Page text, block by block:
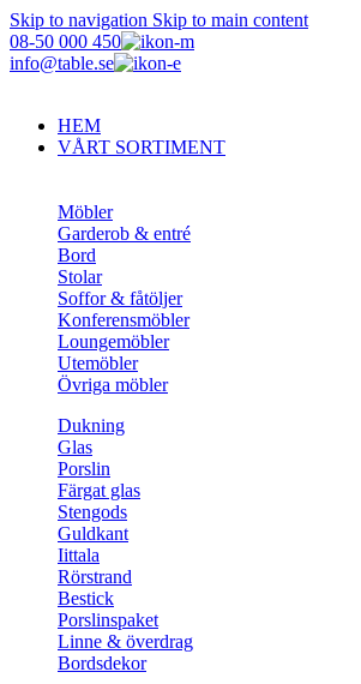
Skip to navigation Skip to main content
08-50 000 450
info@table.se
HEM
VÅRT SORTIMENT
Möbler
Garderob & entré
Bord
Stolar
Soffor & fåtöljer
Konferensmöbler
Loungemöbler
Utemöbler
Övriga möbler
Dukning
Glas
Porslin
Färgat glas
Stengods
Guldkant
Iittala
Rörstrand
Bestick
Porslinspaket
Linne & överdrag
Bordsdekor